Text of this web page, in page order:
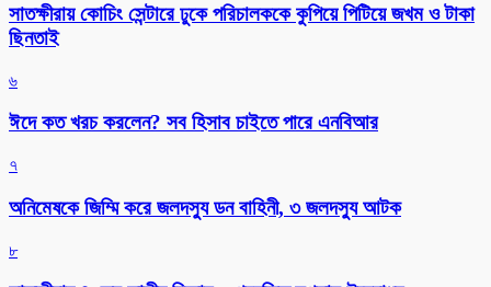
সাতক্ষীরায় কোচিং সেন্টারে ঢুকে পরিচালককে কুপিয়ে পিটিয়ে জখম ও টাকা
ছিনতাই
৬
ঈদে কত খরচ করলেন? সব হিসাব চাইতে পারে এনবিআর
৭
অনিমেষকে জিম্মি করে জলদস্যু ডন বাহিনী, ৩ জলদস্যু আটক
৮